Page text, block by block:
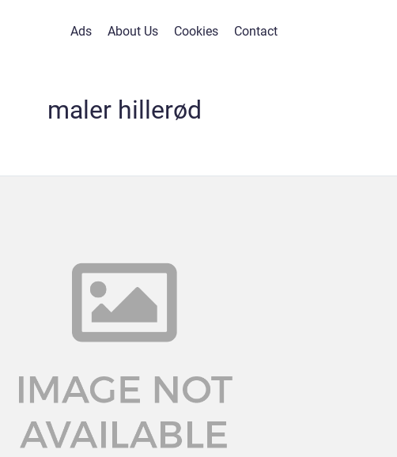
Ads About Us Cookies Contact
maler hillerød